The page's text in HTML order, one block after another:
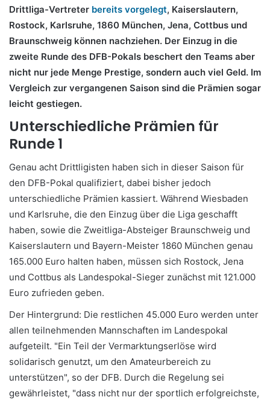
Drittliga-Vertreter bereits vorgelegt, Kaiserslautern,
Rostock, Karlsruhe, 1860 München, Jena, Cottbus und
Braunschweig können nachziehen. Der Einzug in die
zweite Runde des DFB-Pokals beschert den Teams aber
nicht nur jede Menge Prestige, sondern auch viel Geld. Im
Vergleich zur vergangenen Saison sind die Prämien sogar
leicht gestiegen.
Unterschiedliche Prämien für
Runde 1
Genau acht Drittligisten haben sich in dieser Saison für
den DFB-Pokal qualifiziert, dabei bisher jedoch
unterschiedliche Prämien kassiert. Während Wiesbaden
und Karlsruhe, die den Einzug über die Liga geschafft
haben, sowie die Zweitliga-Absteiger Braunschweig und
Kaiserslautern und Bayern-Meister 1860 München genau
165.000 Euro halten haben, müssen sich Rostock, Jena
und Cottbus als Landespokal-Sieger zunächst mit 121.000
Euro zufrieden geben.
Der Hintergrund: Die restlichen 45.000 Euro werden unter
allen teilnehmenden Mannschaften im Landespokal
aufgeteilt. "Ein Teil der Vermarktungserlöse wird
solidarisch genutzt, um den Amateurbereich zu
unterstützen", so der DFB. Durch die Regelung sei
gewährleistet, "dass nicht nur der sportlich erfolgreichste,